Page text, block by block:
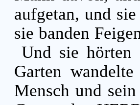
aufgetan, und
sie banden
Und sie hörten
Garten
Mensch und